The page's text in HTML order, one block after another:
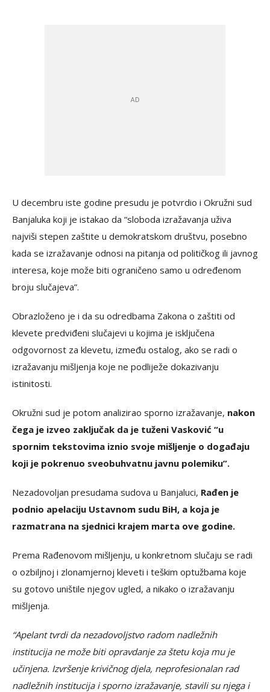
U decembru iste godine presudu je potvrdio i Okružni sud
Banjaluka koji je istakao da “sloboda izražavanja uživa
najviši stepen zaštite u demokratskom društvu, posebno
kada se izražavanje odnosi na pitanja od političkog ili javnog
interesa, koje može biti ograničeno samo u određenom
broju slučajeva”.
Obrazloženo je i da su odredbama Zakona o zaštiti od
klevete predviđeni slučajevi u kojima je isključena
odgovornost za klevetu, između ostalog, ako se radi o
izražavanju mišljenja koje ne podliježe dokazivanju
istinitosti.
Okružni sud je potom analizirao sporno izražavanje, nakon
čega je izveo zaključak da je tuženi Vasković “u
spornim tekstovima iznio svoje mišljenje o događaju
koji je pokrenuo sveobuhvatnu javnu polemiku”.
Nezadovoljan presudama sudova u Banjaluci, Rađen je
podnio apelaciju Ustavnom sudu BiH, a koja je
razmatrana na sjednici krajem marta ove godine.
Prema Rađenovom mišljenju, u konkretnom slučaju se radi
o ozbiljnoj i zlonamjernoj kleveti i teškim optužbama koje
su gotovo uništile njegov ugled, a nikako o izražavanju
mišljenja.
“Apelant tvrdi da nezadovoljstvo radom nadležnih
institucija ne može biti opravdanje za štetu koja mu je
učinjena. Izvršenje krivičnog djela, neprofesionalan rad
nadležnih institucija i sporno izražavanje, stavili su njega i